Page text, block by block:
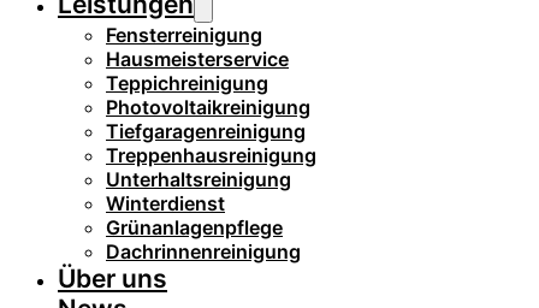
Fensterreinigung
Hausmeisterservice
Teppichreinigung
Photovoltaikreinigung
Tiefgaragenreinigung
Treppenhausreinigung
Unterhaltsreinigung
Winterdienst
Grünanlagenpflege
Dachrinnenreinigung
Über uns